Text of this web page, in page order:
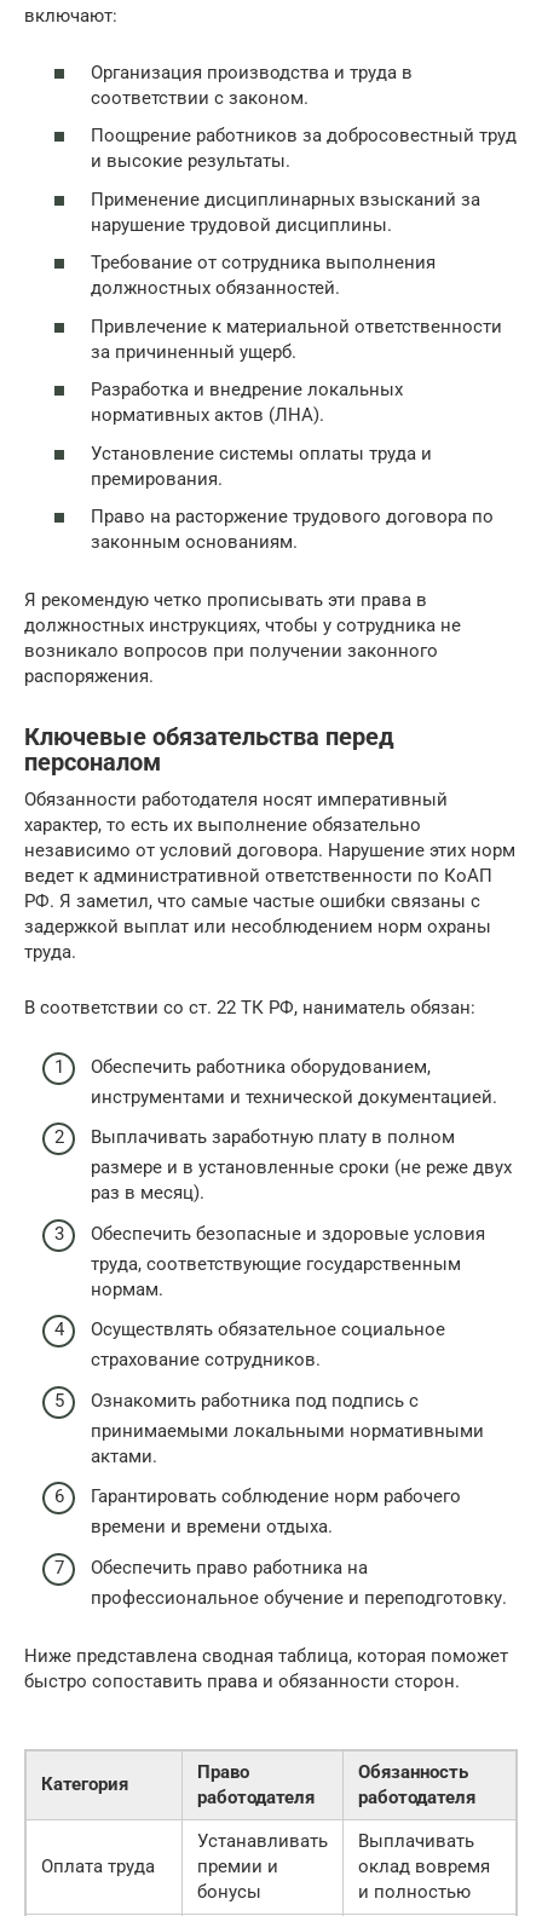
включают:
Организация производства и труда в
соответствии с законом.
Поощрение работников за добросовестный труд
и высокие результаты.
Применение дисциплинарных взысканий за
нарушение трудовой дисциплины.
Требование от сотрудника выполнения
должностных обязанностей.
Привлечение к материальной ответственности
за причиненный ущерб.
Разработка и внедрение локальных
нормативных актов (ЛНА).
Установление системы оплаты труда и
премирования.
Право на расторжение трудового договора по
законным основаниям.
Я рекомендую четко прописывать эти права в
должностных инструкциях, чтобы у сотрудника не
возникало вопросов при получении законного
распоряжения.
Ключевые обязательства перед
персоналом
Обязанности работодателя носят императивный
характер, то есть их выполнение обязательно
независимо от условий договора. Нарушение этих норм
ведет к административной ответственности по КоАП
РФ. Я заметил, что самые частые ошибки связаны с
задержкой выплат или несоблюдением норм охраны
труда.
В соответствии со ст. 22 ТК РФ, наниматель обязан:
Обеспечить работника оборудованием,
инструментами и технической документацией.
Выплачивать заработную плату в полном
размере и в установленные сроки (не реже двух
раз в месяц).
Обеспечить безопасные и здоровые условия
труда, соответствующие государственным
нормам.
Осуществлять обязательное социальное
страхование сотрудников.
Ознакомить работника под подпись с
принимаемыми локальными нормативными
актами.
Гарантировать соблюдение норм рабочего
времени и времени отдыха.
Обеспечить право работника на
профессиональное обучение и переподготовку.
Ниже представлена сводная таблица, которая поможет
быстро сопоставить права и обязанности сторон.
Категория
Право
работодателя
Обязанность
работодателя
Оплата труда
Устанавливать
премии и
бонусы
Выплачивать
оклад вовремя
и полностью